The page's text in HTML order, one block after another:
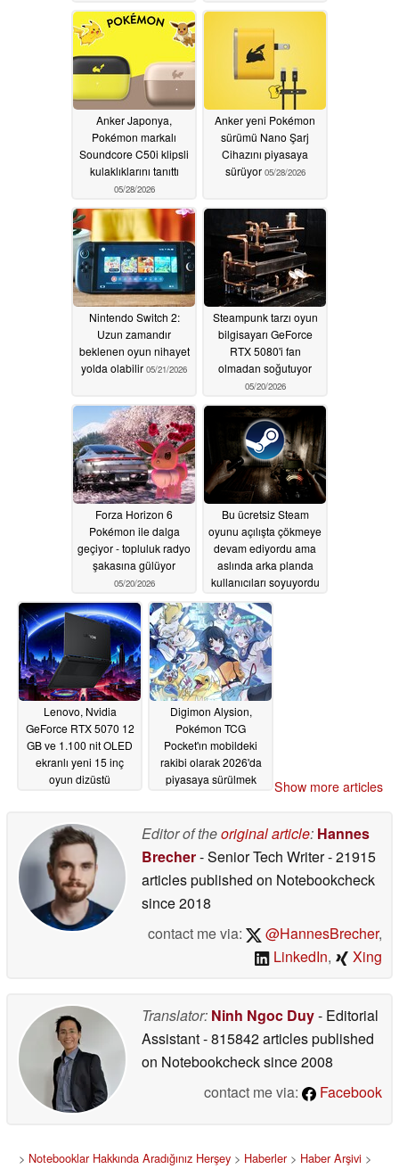
06/13/2026
Anker Japonya,
Pokémon markalı
Soundcore C50i klipsli
kulaklıklarını tanıttı
05/28/2026
Anker yeni Pokémon
sürümü Nano Şarj
Cihazını piyasaya
sürüyor 05/28/2026
Nintendo Switch 2:
Uzun zamandır
beklenen oyun nihayet
yolda olabilir 05/21/2026
Steampunk tarzı oyun
bilgisayarı GeForce
RTX 5080'i fan
olmadan soğutuyor
05/20/2026
Forza Horizon 6
Pokémon ile dalga
geçiyor - topluluk radyo
şakasına gülüyor
05/20/2026
Bu ücretsiz Steam
oyunu açılışta çökmeye
devam ediyordu ama
aslında arka planda
kullanıcıları soyuyordu
05/20/2026
Lenovo, Nvidia
GeForce RTX 5070 12
GB ve 1.100 nit OLED
ekranlı yeni 15 inç
oyun dizüstü
sürdü05/20/2026
Digimon Alysion,
Pokémon TCG
Pocket'ın mobildeki
rakibi olarak 2026'da
piyasaya sürülmek
Show more articles
Editor of theoriginal article: Hannes
Brecher- Senior Tech Writer- 21915
articles published on Notebookcheck
since 2018
contact me via:
@HannesBrecher,
LinkedIn, Xing
Translator: Ninh Ngoc Duy- Editorial
Assistant- 815842 articles published
on Notebookchecksince 2008
contact me via:
Facebook
> Notebooklar Hakkında Aradığınız Herşey > Haberler> Haber Arşivi >